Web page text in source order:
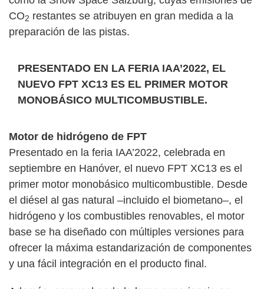
CO2 restantes se atribuyen en gran medida a la
preparación de las pistas.
PRESENTADO EN LA FERIA IAA’2022, EL
NUEVO FPT XC13 ES EL PRIMER MOTOR
MONOBÁSICO MULTICOMBUSTIBLE.
Motor de hidrógeno de FPT
Presentado en la feria IAA’2022, celebrada en
septiembre en Hanóver, el nuevo FPT XC13 es el
primer motor monobásico multicombustible. Desde
el diésel al gas natural –incluido el biometano–, el
hidrógeno y los combustibles renovables, el motor
base se ha diseñado con múltiples versiones para
ofrecer la máxima estandarización de componentes
y una fácil integración en el producto final.